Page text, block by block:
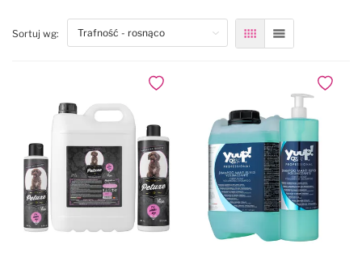
Sortuj wg: SiatkaLista
Dodaj do ulubionych Dodaj